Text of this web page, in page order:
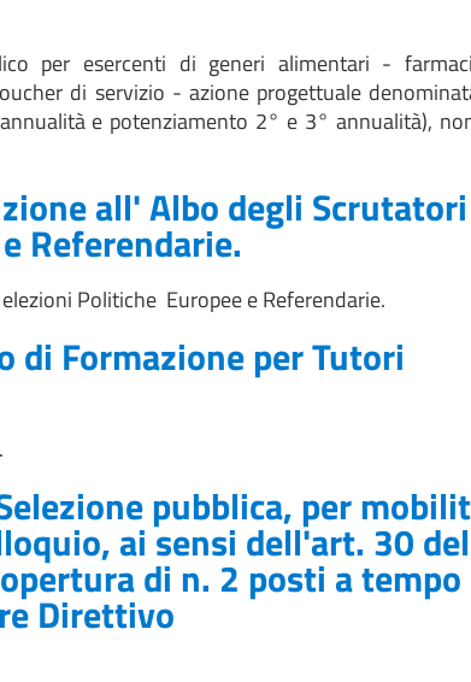
per esercenti di generi alimentari -
di servizio - azione progettuale
e potenziamento 2° e 3° annualità),
all' Albo degli Scrutatori
Referendarie.
Politiche Europee e Referendarie.
Formazione per Tutori
pubblica, per
ai sensi dell'art. 30 del
di n. 2 posti a tempo
Direttivo